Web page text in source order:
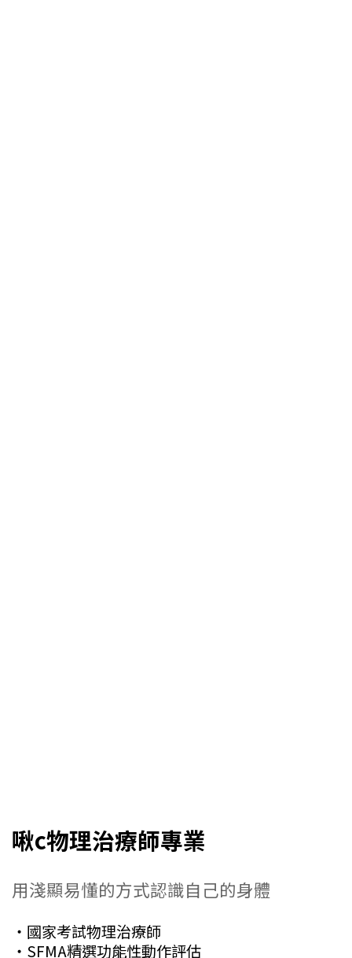
啾c物理治療師專業
用淺顯易懂的方式認識自己的身體
・國家考試物理治療師
・SFMA精選功能性動作評估